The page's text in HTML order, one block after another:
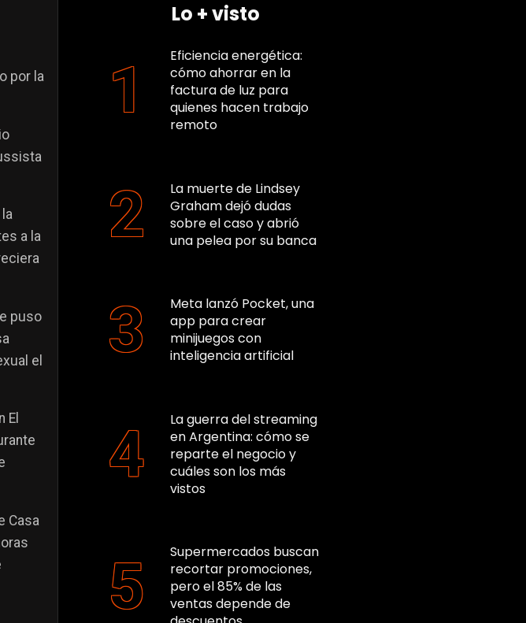
por la
a la
puso
el
El
Casa
Lo + visto
Eficiencia energética:
cómo ahorrar en la
factura de luz para
quienes hacen trabajo
remoto
La muerte de Lindsey
Graham dejó dudas
sobre el caso y abrió
una pelea por su banca
Meta lanzó Pocket, una
app para crear
minijuegos con
inteligencia artificial
La guerra del streaming
en Argentina: cómo se
reparte el negocio y
cuáles son los más
vistos
Supermercados buscan
recortar promociones,
pero el 85% de las
ventas depende de